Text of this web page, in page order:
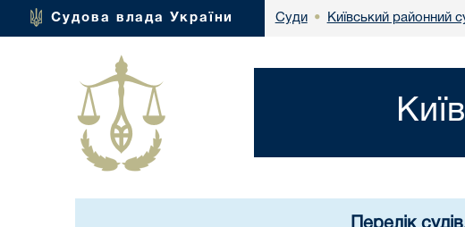
Судова влада України Суди • Київський районний